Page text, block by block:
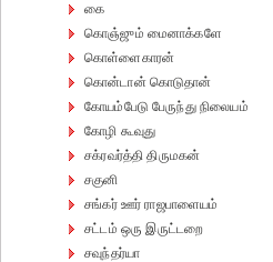
கை
கொஞ்ஜும் மைனாக்களே
கொள்ளைகாரன்
கொன்டான் கொடுதான்
கோயம்பேடு பேருந்து நிலையம்
கோழி கூவுது
சக்ரவர்த்தி திருமகன்
சகுனி
சங்கர் ஊர் ராஜபாளையம்
சட்டம் ஒரு இருட்டறை
சவுந்தர்யா